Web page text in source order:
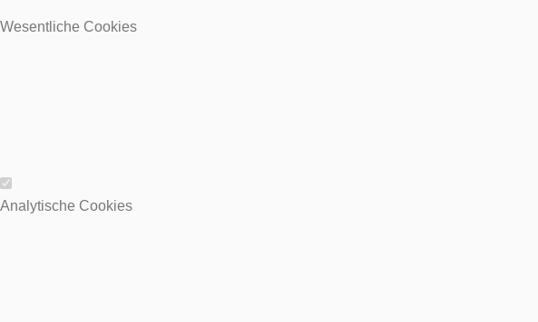
Wesentliche Cookies
Wesentliche Cookies
Analytische Cookies